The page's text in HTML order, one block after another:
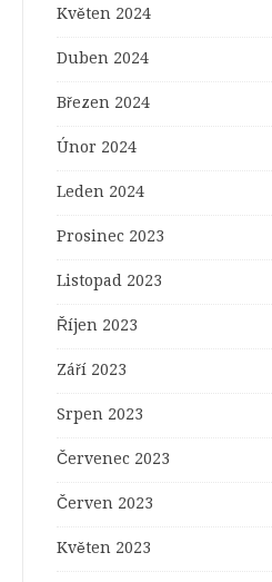
Květen 2024
Duben 2024
Březen 2024
Únor 2024
Leden 2024
Prosinec 2023
Listopad 2023
Říjen 2023
Září 2023
Srpen 2023
Červenec 2023
Červen 2023
Květen 2023